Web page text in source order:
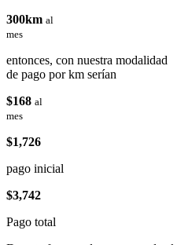
300km al
mes
entonces, con nuestra modalidad
de pago por km serían
$168 al
mes
$1,726
pago inicial
$3,742
Pago total